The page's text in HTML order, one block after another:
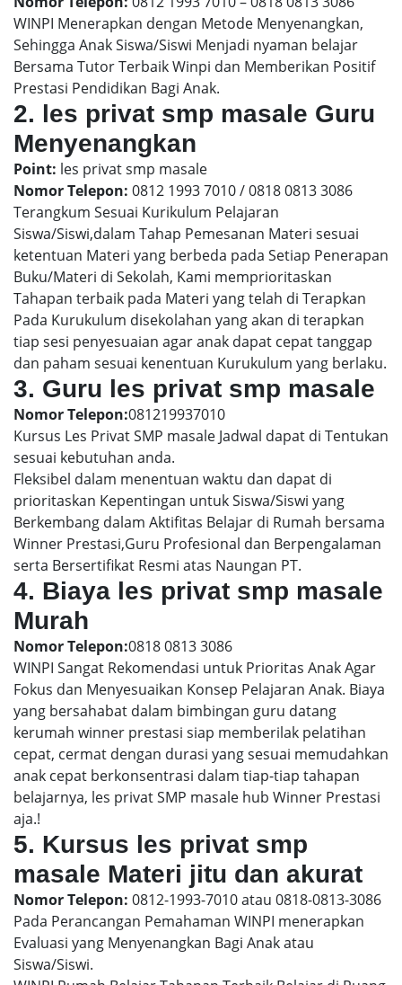
WINPI Menerapkan dengan Metode Menyenangkan,
Sehingga Anak Siswa/Siswi Menjadi nyaman belajar
Bersama Tutor Terbaik Winpi dan Memberikan Positif
Prestasi Pendidikan Bagi Anak.
2. les privat smp masale Guru
Menyenangkan
Point: les privat smp masale
Nomor Telepon: 0812 1993 7010 / 0818 0813 3086
Terangkum Sesuai Kurikulum Pelajaran
Siswa/Siswi,dalam Tahap Pemesanan Materi sesuai
ketentuan Materi yang berbeda pada Setiap Penerapan
Buku/Materi di Sekolah, Kami memprioritaskan
Tahapan terbaik pada Materi yang telah di Terapkan
Pada Kurukulum disekolahan yang akan di terapkan
tiap sesi penyesuaian agar anak dapat cepat tanggap
dan paham sesuai kenentuan Kurukulum yang berlaku.
3. Guru les privat smp masale
Nomor Telepon:081219937010
Kursus Les Privat SMP masale Jadwal dapat di Tentukan
sesuai kebutuhan anda.
Fleksibel dalam menentuan waktu dan dapat di
prioritaskan Kepentingan untuk Siswa/Siswi yang
Berkembang dalam Aktifitas Belajar di Rumah bersama
Winner Prestasi,Guru Profesional dan Berpengalaman
serta Bersertifikat Resmi atas Naungan PT.
4. Biaya les privat smp masale
Murah
Nomor Telepon:0818 0813 3086
WINPI Sangat Rekomendasi untuk Prioritas Anak Agar
Fokus dan Menyesuaikan Konsep Pelajaran Anak. Biaya
yang bersahabat dalam bimbingan guru datang
kerumah winner prestasi siap memberilak pelatihan
cepat, cermat dengan durasi yang sesuai memudahkan
anak cepat berkonsentrasi dalam tiap-tiap tahapan
belajarnya, les privat SMP masale hub Winner Prestasi
aja.!
5. Kursus les privat smp
masale Materi jitu dan akurat
Nomor Telepon: 0812-1993-7010 atau 0818-0813-3086
Pada Perancangan Pemahaman WINPI menerapkan
Evaluasi yang Menyenangkan Bagi Anak atau
Siswa/Siswi.